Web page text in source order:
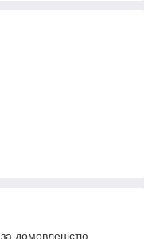
домовленістю